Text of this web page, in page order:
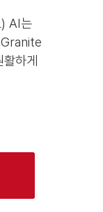
AI는
Granite
하게